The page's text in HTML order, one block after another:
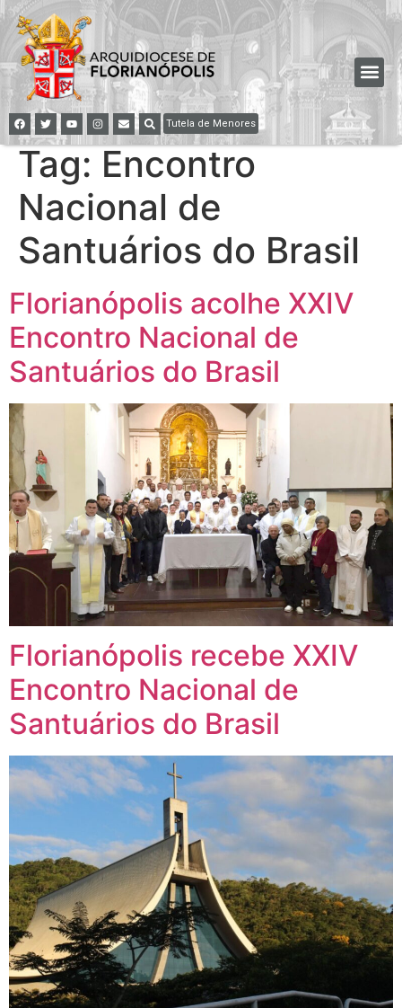
Tutela de Menores
Tag: Encontro
Nacional de
Santuários do Brasil
Florianópolis acolhe XXIV
Encontro Nacional de
Santuários do Brasil
Florianópolis recebe XXIV
Encontro Nacional de
Santuários do Brasil